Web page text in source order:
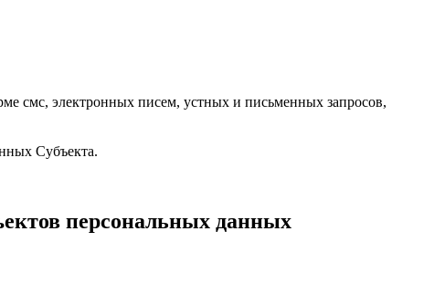
смс, электронных писем, устных и письменных запросов,
Субъекта.
персональных данных